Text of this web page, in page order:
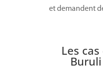
et demandent
Les